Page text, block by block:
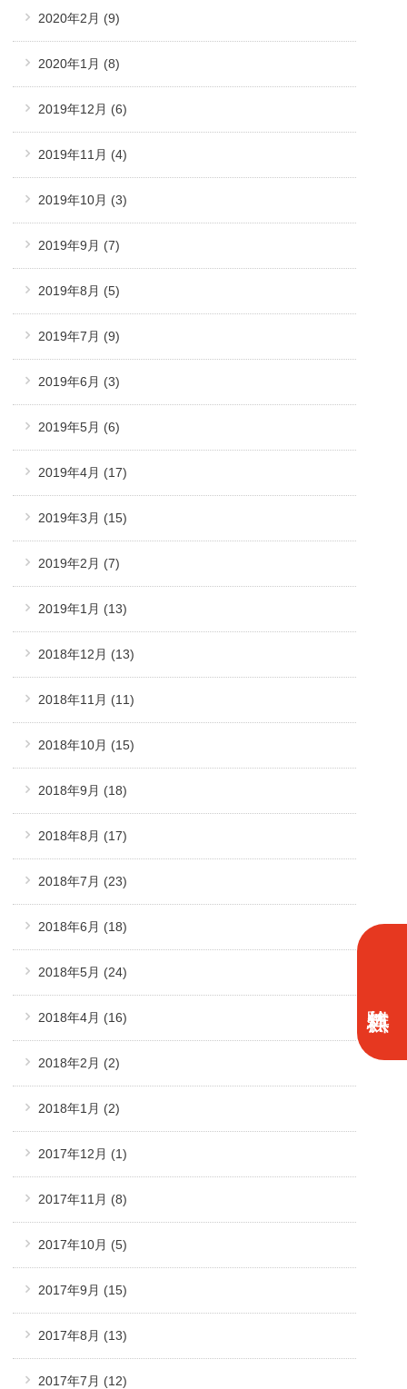
2020年2月 (9)
2020年1月 (8)
2019年12月 (6)
2019年11月 (4)
2019年10月 (3)
2019年9月 (7)
2019年8月 (5)
2019年7月 (9)
2019年6月 (3)
2019年5月 (6)
2019年4月 (17)
2019年3月 (15)
2019年2月 (7)
2019年1月 (13)
2018年12月 (13)
2018年11月 (11)
2018年10月 (15)
2018年9月 (18)
2018年8月 (17)
2018年7月 (23)
2018年6月 (18)
2018年5月 (24)
2018年4月 (16)
2018年2月 (2)
2018年1月 (2)
2017年12月 (1)
2017年11月 (8)
2017年10月 (5)
2017年9月 (15)
2017年8月 (13)
2017年7月 (12)